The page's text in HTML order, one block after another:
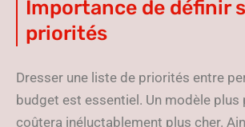
Importance de définir
priorités
Dresser une liste de priorités entre
budget est essentiel. Un modèle plus
coûtera inéluctablement plus cher.